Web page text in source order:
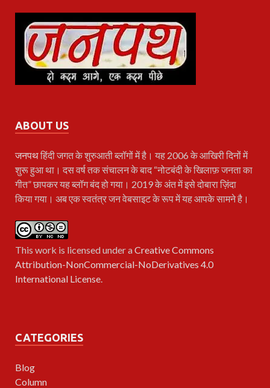
ABOUT US
जनपथहिंदी जगत के शुरुआती ब्लॉगों में है। यह 2006 के आखिरी दिनों में
शुरू हुआ था। दस वर्ष तक संचालन के बाद “नोटबंदी के खिलाफ़ जनता का
गीत” छापकर यह ब्लॉग बंद हो गया। 2019 के अंत में इसे दोबारा ज़िंदा
किया गया। अब एक स्वतंत्र जन वेबसाइट के रूप में यह आपके सामने है।
This work is licensed under aCreative Commons
Attribution-NonCommercial-NoDerivatives 4.0
International License.
CATEGORIES
Blog
Column